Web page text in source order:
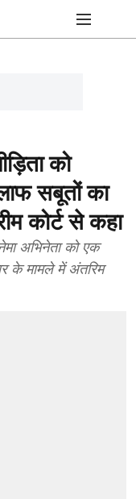
को
सबूतों का
कोर्ट से कहा
अभिनेता को एक
के मामले में अंतरिम